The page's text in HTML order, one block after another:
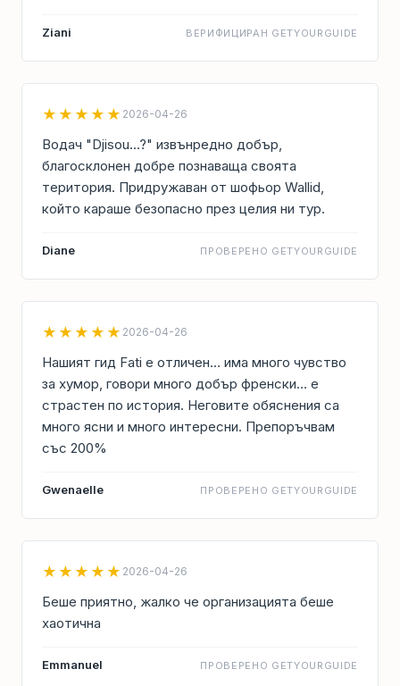
Ziani ВЕРИФИЦИРАН GETYOURGUIDE
★★★★★ 2026-04-26
Водач "Djisou...?" извънредно добър,
благосклонен добре познаваща своята
територия. Придружаван от шофьор Wallid,
който караше безопасно през целия ни тур.
Diane ПРОВЕРЕНО GETYOURGUIDE
★★★★★ 2026-04-26
Нашият гид Fati е отличен… има много чувство
за хумор, говори много добър френски… е
страстен по история. Неговите обяснения са
много ясни и много интересни. Препоръчвам
със 200%
Gwenaelle ПРОВЕРЕНО GETYOURGUIDE
★★★★★ 2026-04-26
Беше приятно, жалко че организацията беше
хаотична
Emmanuel ПРОВЕРЕНО GETYOURGUIDE